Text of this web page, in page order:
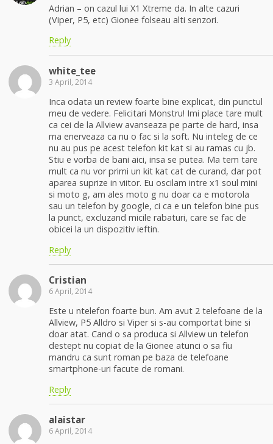
Adrian – on cazul lui X1 Xtreme da. In alte cazuri
(Viper, P5, etc) Gionee folseau alti senzori.
Reply
white_tee
3 April, 2014
Inca odata un review foarte bine explicat, din punctul
meu de vedere. Felicitari Monstru! Imi place tare mult
ca cei de la Allview avanseaza pe parte de hard, insa
ma enerveaza ca nu o fac si la soft. Nu inteleg de ce
nu au pus pe acest telefon kit kat si au ramas cu jb.
Stiu e vorba de bani aici, insa se putea. Ma tem tare
mult ca nu vor primi un kit kat cat de curand, dar pot
aparea suprize in viitor. Eu oscilam intre x1 soul mini
si moto g, am ales moto g nu doar ca e motorola
sau un telefon by google, ci ca e un telefon bine pus
la punct, excluzand micile rabaturi, care se fac de
obicei la un dispozitiv ieftin.
Reply
Cristian
6 April, 2014
Este u ntelefon foarte bun. Am avut 2 telefoane de la
Allview, P5 Alldro si Viper si s-au comportat bine si
doar atat. Cand o sa produca si Allview un telefon
destept nu copiat de la Gionee atunci o sa fiu
mandru ca sunt roman pe baza de telefoane
smartphone-uri facute de romani.
Reply
alaistar
6 April, 2014